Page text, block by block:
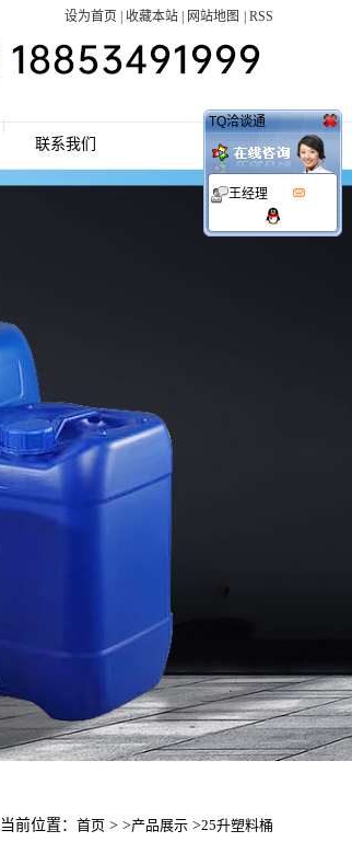
TQ洽谈通
王经理
设为首页 收藏本站 网站地图 RSS
联系我们
当前位置： 首页 > >产品展示 >25升塑料桶